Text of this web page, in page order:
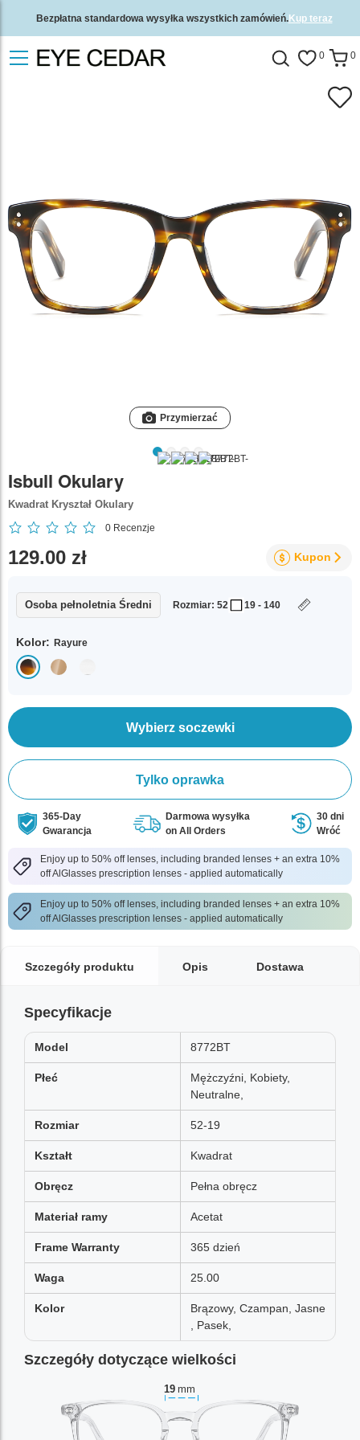
Bezpłatna standardowa wysyłka wszystkich zamówień.Kup teraz
2-letnia gwarancja jakości i 30-dniowa gwarancja zwrotu pieniędzy.
0 0
Przymierzać
Isbull Okulary
Kwadrat Kryształ Okulary
0 Recenzje
129.00 zł Kupon
Osoba pełnoletnia Średni Rozmiar: 52 19 - 140
Kolor: Rayure
Wybierz soczewki
Tylko oprawka
365-Day
Gwarancja
Darmowa wysyłka
on All Orders
30 dni
Wróć
Enjoy up to 50% off lenses, including branded lenses + an extra 10%
off AlGlasses prescription lenses - applied automatically
Enjoy up to 50% off lenses, including branded lenses + an extra 10%
off AlGlasses prescription lenses - applied automatically
Szczegóły produktu Opis Dostawa
Specyfikacje
Model 8772BT
Płeć
Mężczyźni, Kobiety,
Neutralne,
Rozmiar 52-19
Kształt Kwadrat
Obręcz Pełna obręcz
Materiał ramy Acetat
Frame Warranty 365 dzień
Waga 25.00
Kolor
Brązowy, Czampan, Jasne
, Pasek,
Szczegóły dotyczące wielkości
19 mm